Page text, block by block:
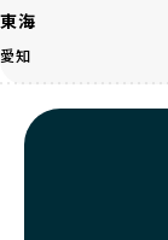
BreederFamilies
量販売、負担の
題に真摯に向き
を促進すること
る社会の実現を目
さらに、売上の
人へ寄付してい
の取り組みが不
を軽視しがちです
「ペットショッ
近年、「小さく
徴が人気を集め
す。しかし、こ
くありません。
く、レアカラー
東海
愛知